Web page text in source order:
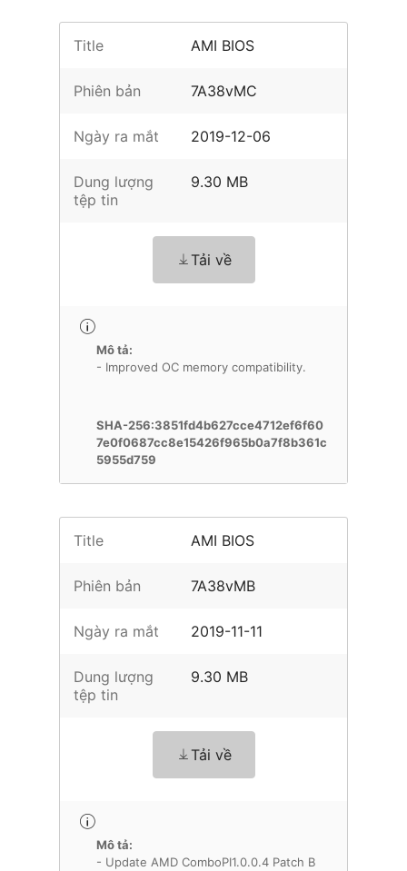
Title AMI BIOS
Phiên bản 7A38vMC
Ngày ra mắt 2019-12-06
Dung lượng
tệp tin
9.30 MB
Tải về
Mô tả:
- Improved OC memory compatibility.
SHA-256:3851fd4b627cce4712ef6f60
7e0f0687cc8e15426f965b0a7f8b361c
5955d759
Title AMI BIOS
Phiên bản 7A38vMB
Ngày ra mắt 2019-11-11
Dung lượng
tệp tin
9.30 MB
Tải về
Mô tả:
- Update AMD ComboPI1.0.0.4 Patch B